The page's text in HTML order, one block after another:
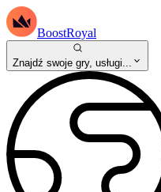
BoostRoyal
Znajdź swoje gry, usługi...